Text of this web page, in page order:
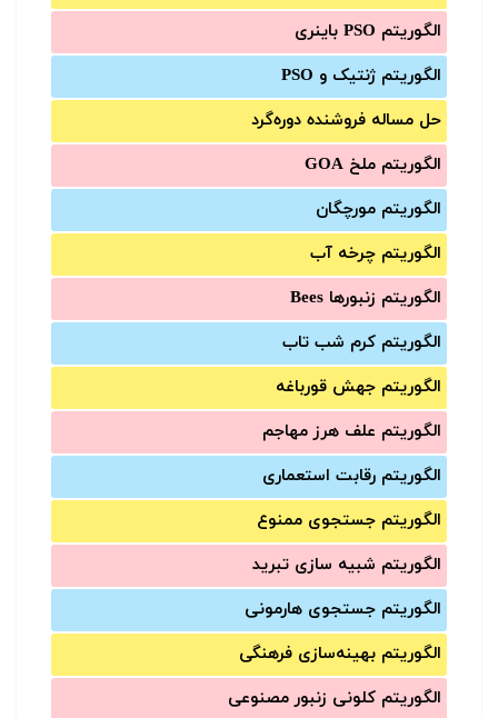
الگوریتم PSO باینری
الگوریتم ژنتیک و PSO
حل مساله فروشنده دوره‌گرد
الگوریتم ملخ GOA
الگوریتم مورچگان
الگوریتم چرخه آب
الگوریتم زنبورها Bees
الگوریتم کرم شب تاب
الگوریتم جهش قورباغه
الگوریتم علف هرز مهاجم
الگوریتم رقابت استعماری
الگوریتم جستجوی ممنوع
الگوریتم شبیه سازی تبرید
الگوریتم جستجوی هارمونی
الگوریتم بهینه‌سازی فرهنگی
الگوریتم کلونی زنبور مصنوعی